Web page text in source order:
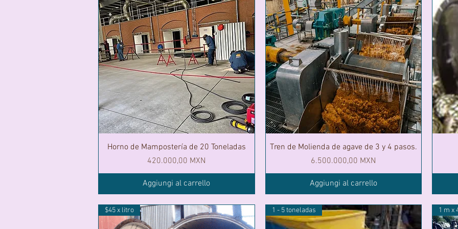
Horno de Mampostería de 20 Toneladas
Prezzo
420.000,00 MXN
Aggiungi al carrello
Tren de Molienda de agave de 3 y 4 pasos.
Prezzo
6.500.000,00 MXN
Aggiungi al carrello
$45 x litro 1 - 5 toneladas 1 m x